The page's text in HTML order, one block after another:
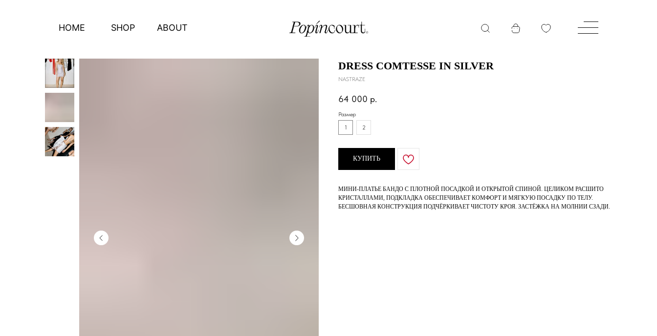
HOME ABOUT
SHOP
DRESS COMTESSE IN SILVER
NASTRAZE
64 000 р.
Размер
1
2
КУПИТЬ
МИНИ-ПЛАТЬЕ БАНДО С ПЛОТНОЙ ПОСАДКОЙ И ОТКРЫТОЙ СПИНОЙ. ЦЕЛИКОМ РАСШИТО
КРИСТАЛЛАМИ, ПОДКЛАДКА ОБЕСПЕЧИВАЕТ КОМФОРТ И МЯГКУЮ ПОСАДКУ ПО ТЕЛУ.
БЕСШОВНАЯ КОНСТРУКЦИЯ ПОДЧЁРКИВАЕТ ЧИСТОТУ КРОЯ. ЗАСТЁЖКА НА МОЛНИИ СЗАДИ.